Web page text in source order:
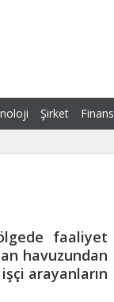
Şirket Finans
faaliyet
havuzundan
arayanların